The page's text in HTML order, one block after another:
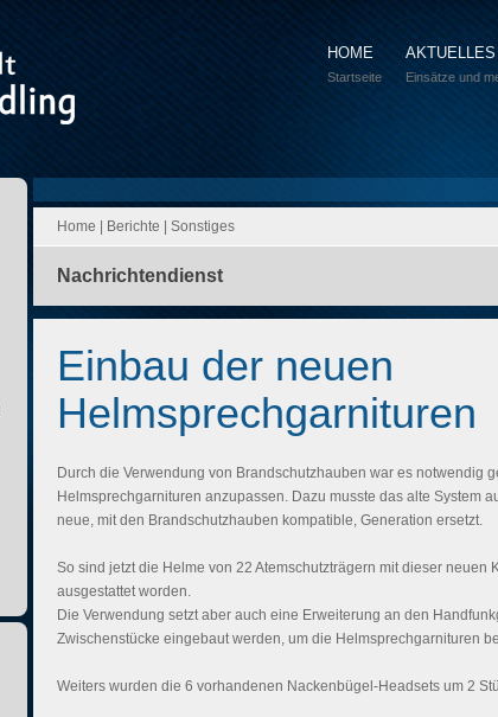
HOME
Startseite
AKTUELLES
Einsätze und
Home Berichte Sonstiges
Nachrichtendienst
Einbau der neuen
Helmsprechgarnituren
Durch die Verwendung von Brandschutzhauben war es notwendig
Helmsprechgarnituren anzupassen. Dazu musste das alte System
neue, mit den Brandschutzhauben kompatible, Generation ersetzt.
So sind jetzt die Helme von 22 Atemschutzträgern mit dieser neuen
ausgestattet worden.
Die Verwendung setzt aber auch eine Erweiterung an den
Zwischenstücke eingebaut werden, um die Helmsprechgarnituren
Weiters wurden die 6 vorhandenen Nackenbügel-Headsets um 2